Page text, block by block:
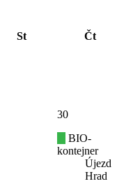
St Čt
30
BIO-
kontejner
Újezd
Hrad